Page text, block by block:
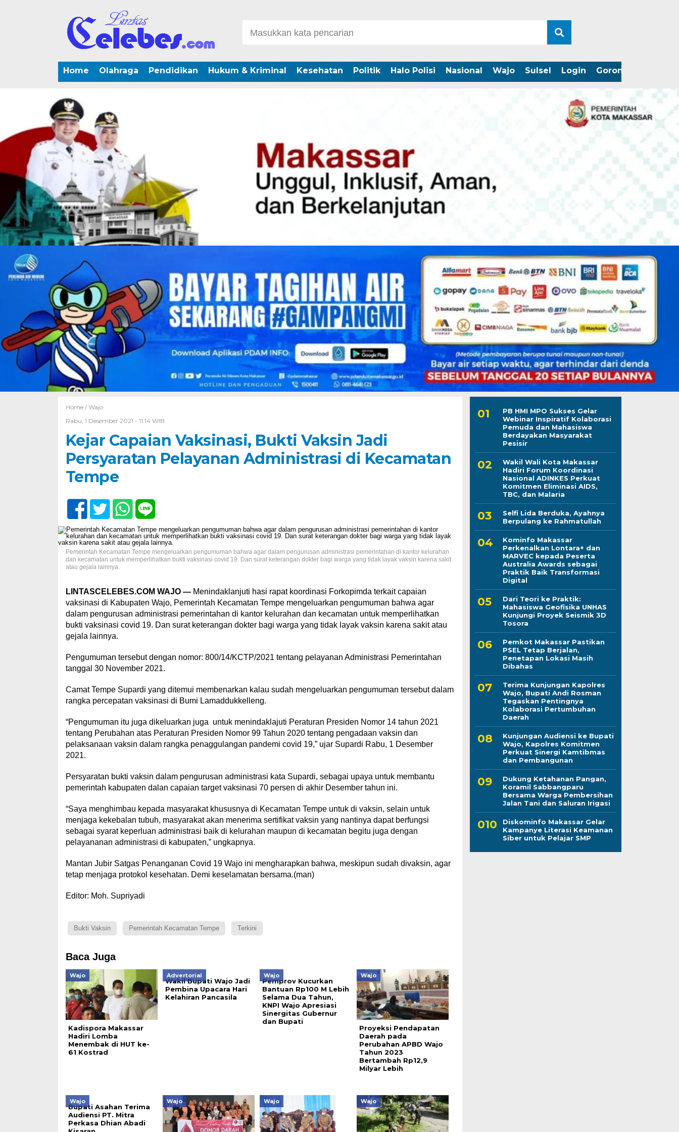
Home Olahraga Pendidikan Hukum & Kriminal Kesehatan Politik Halo Polisi Nasional Wajo Sulsel Login Gorontalo
Home / Wajo
Rabu, 1 Desember 2021 - 11:14 WIB
Kejar Capaian Vaksinasi, Bukti Vaksin Jadi
Persyaratan Pelayanan Administrasi di Kecamatan
Tempe
Pemerintah Kecamatan Tempe mengeluarkan pengumuman bahwa agar dalam pengurusan administrasi pemerintahan di kantor kelurahan
dan kecamatan untuk memperlihatkan bukti vaksinasi covid 19. Dan surat keterangan dokter bagi warga yang tidak layak vaksin karena sakit
atau gejala lainnya.
LINTASCELEBES.COM WAJO —Menindaklanjuti hasi rapat koordinasi Forkopimda terkait capaian
vaksinasi di Kabupaten Wajo, Pemerintah Kecamatan Tempe mengeluarkan pengumuman bahwa agar
dalam pengurusan administrasi pemerintahan di kantor kelurahan dan kecamatan untuk memperlihatkan
bukti vaksinasi covid 19. Dan surat keterangan dokter bagi warga yang tidak layak vaksin karena sakit atau
gejala lainnya.
Pengumuman tersebut dengan nomor: 800/14/KCTP/2021 tentang pelayanan Administrasi Pemerintahan
tanggal 30 November 2021.
Camat Tempe Supardi yang ditemui membenarkan kalau sudah mengeluarkan pengumuman tersebut dalam
rangka percepatan vaksinasi di Bumi Lamaddukkelleng.
“Pengumuman itu juga dikeluarkan juga untuk menindaklajuti Peraturan Presiden Nomor 14 tahun 2021
tentang Perubahan atas Peraturan Presiden Nomor 99 Tahun 2020 tentang pengadaan vaksin dan
pelaksanaan vaksin dalam rangka penaggulangan pandemi covid 19,” ujar Supardi Rabu, 1 Desember
2021.
Persyaratan bukti vaksin dalam pengurusan administrasi kata Supardi, sebagai upaya untuk membantu
pemerintah kabupaten dalan capaian target vaksinasi 70 persen di akhir Desember tahun ini.
“Saya menghimbau kepada masyarakat khususnya di Kecamatan Tempe untuk di vaksin, selain untuk
menjaga kekebalan tubuh, masyarakat akan menerima sertifikat vaksin yang nantinya dapat berfungsi
sebagai syarat keperluan administrasi baik di kelurahan maupun di kecamatan begitu juga dengan
pelayananan administrasi di kabupaten,” ungkapnya.
Mantan Jubir Satgas Penanganan Covid 19 Wajo ini mengharapkan bahwa, meskipun sudah divaksin, agar
tetap menjaga protokol kesehatan. Demi keselamatan bersama.(man)
Editor: Moh. Supriyadi
Bukti Vaksin Pemerintah Kecamatan Tempe Terkini
Baca Juga
Wajo
Kadispora Makassar
Hadiri Lomba
Menembak di HUT ke-
61 Kostrad
Advertorial
Wakil Bupati Wajo Jadi
Pembina Upacara Hari
Kelahiran Pancasila
Wajo
Pemprov Kucurkan
Bantuan Rp100 M Lebih
Selama Dua Tahun,
KNPI Wajo Apresiasi
Sinergitas Gubernur
dan Bupati
Wajo
Proyeksi Pendapatan
Daerah pada
Perubahan APBD Wajo
Tahun 2023
Bertambah Rp12,9
Milyar Lebih
Wajo
Bupati Asahan Terima
Audiensi PT. Mitra
Perkasa Dhian Abadi
Wajo Wajo Wajo
PB HMI MPO Sukses Gelar
Webinar Inspiratif Kolaborasi
Pemuda dan Mahasiswa
Berdayakan Masyarakat
Pesisir
Wakil Wali Kota Makassar
Hadiri Forum Koordinasi
Nasional ADINKES Perkuat
Komitmen Eliminasi AIDS,
TBC, dan Malaria
Selfi Lida Berduka, Ayahnya
Berpulang ke Rahmatullah
Kominfo Makassar
Perkenalkan Lontara+ dan
MARVEC kepada Peserta
Australia Awards sebagai
Praktik Baik Transformasi
Digital
Dari Teori ke Praktik:
Mahasiswa Geofisika UNHAS
Kunjungi Proyek Seismik 3D
Tosora
Pemkot Makassar Pastikan
PSEL Tetap Berjalan,
Penetapan Lokasi Masih
Dibahas
Terima Kunjungan Kapolres
Wajo, Bupati Andi Rosman
Tegaskan Pentingnya
Kolaborasi Pertumbuhan
Daerah
Kunjungan Audiensi ke Bupati
Wajo, Kapolres Komitmen
Perkuat Sinergi Kamtibmas
dan Pembangunan
Dukung Ketahanan Pangan,
Koramil Sabbangparu
Bersama Warga Pembersihan
Jalan Tani dan Saluran Irigasi
Diskominfo Makassar Gelar
Kampanye Literasi Keamanan
Siber untuk Pelajar SMP